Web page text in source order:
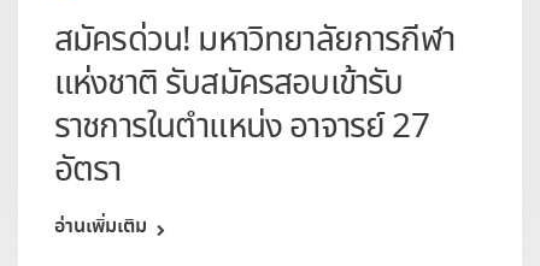
สมัครด่วน! มหาวิทยาลัยการกีฬา
แห่งชาติ รับสมัครสอบเข้ารับ
ราชการในตำแหน่ง อาจารย์ 27
อัตรา
อ่านเพิ่มเติม